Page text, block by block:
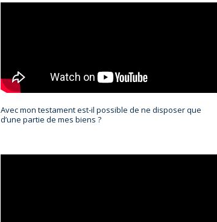
Avec mon testament est-il possible de ne disposer que
d’une partie de mes biens ?